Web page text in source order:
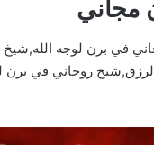
مجاني
في برن لوجه
روحاني في